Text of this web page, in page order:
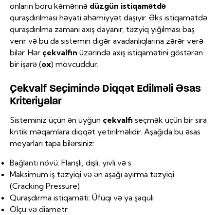
onların boru kəmərinə düzgün istiqamətdə
quraşdırılması həyati əhəmiyyət daşıyır. Əks istiqamətdə
quraşdırılma zamanı axış dayanır, təzyiq yığılması baş
verir və bu da sistemin digər avadanlıqlarına zərər verə
bilər. Hər çekvalfin üzərində axış istiqamətini göstərən
bir işarə (ox) mövcuddur.
Çekvalf Seçimində Diqqət Edilməli Əsas
Kriteriyalar
Sisteminiz üçün ən uyğun çekvalfi seçmək üçün bir sıra
kritik məqamlara diqqət yetirilməlidir. Aşağıda bu əsas
meyarları tapa bilərsiniz:
Bağlantı növü: Flanşlı, dişli, yivli və s.
Maksimum iş təzyiqi və ən aşağı ayırma təzyiqi
(Cracking Pressure)
Quraşdırma istiqaməti: Üfüqi və ya şaquli
Ölçü və diametr